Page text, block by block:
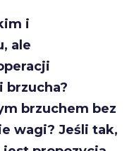
i
ale
brzucha?
brzuchem bez
wagi? Jeśli tak,